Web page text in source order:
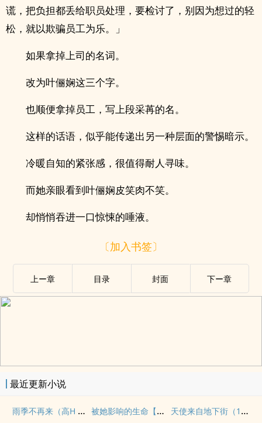
谎，把负担都丢给职员处理，要检讨了，别因为想过的轻
松，就以欺骗员工为乐。」
如果拿掉上司的名词。
改为叶俪娴这三个字。
也顺便拿掉员工，写上段采苒的名。
这样的话语，似乎能传递出另一种层面的警惕暗示。
冷暖自知的紧张感，很值得耐人寻味。
而她亲眼看到叶俪娴皮笑肉不笑。
却悄悄吞进一口惊悚的唾液。
〔加入书签〕
上ー章 目录 封面 下ー章
最近更新小说
雨季不再来（高H 甜文） 被她影响的生命【主熟女嬷/正太】 天使来自地下街（1v2,BG,h,全洁）